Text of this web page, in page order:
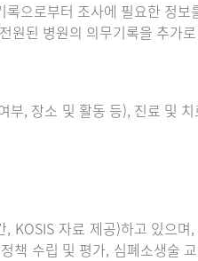
으로부터 조사에 필요한 정
원된 병원의 의무기록을 추가
, 장소 및 활동 등), 진료 및
KOSIS 자료 제공)하고 있으
책 수립 및 평가, 심폐소생술